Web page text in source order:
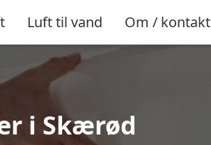
Luft til vand Om / kontakt
i Skærød